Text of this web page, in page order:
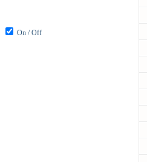
On / Off